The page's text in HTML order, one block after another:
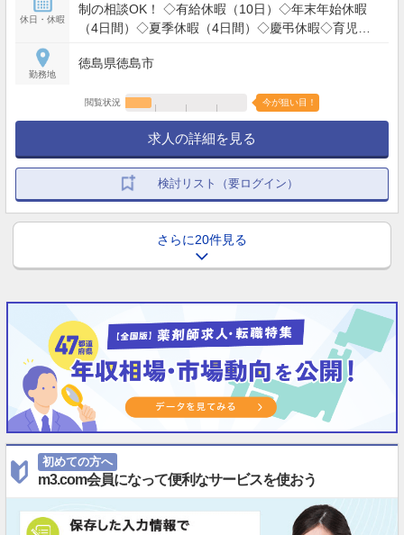
休日・休暇
制の相談OK！ ◇有給休暇（10日）◇年末年始休暇
（4日間）◇夏季休暇（4日間）◇慶弔休暇◇育児休
勤務地
徳島県徳島市
閲覧状況 今が狙い目！
求人の詳細を見る
検討リスト（要ログイン）
さらに20件見る
初めての方へ
m3.com会員になって便利なサービスを使おう